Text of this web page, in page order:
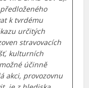
k tvrdému
určitých
stravovacích
kulturních
účinně
akci, provozovnu